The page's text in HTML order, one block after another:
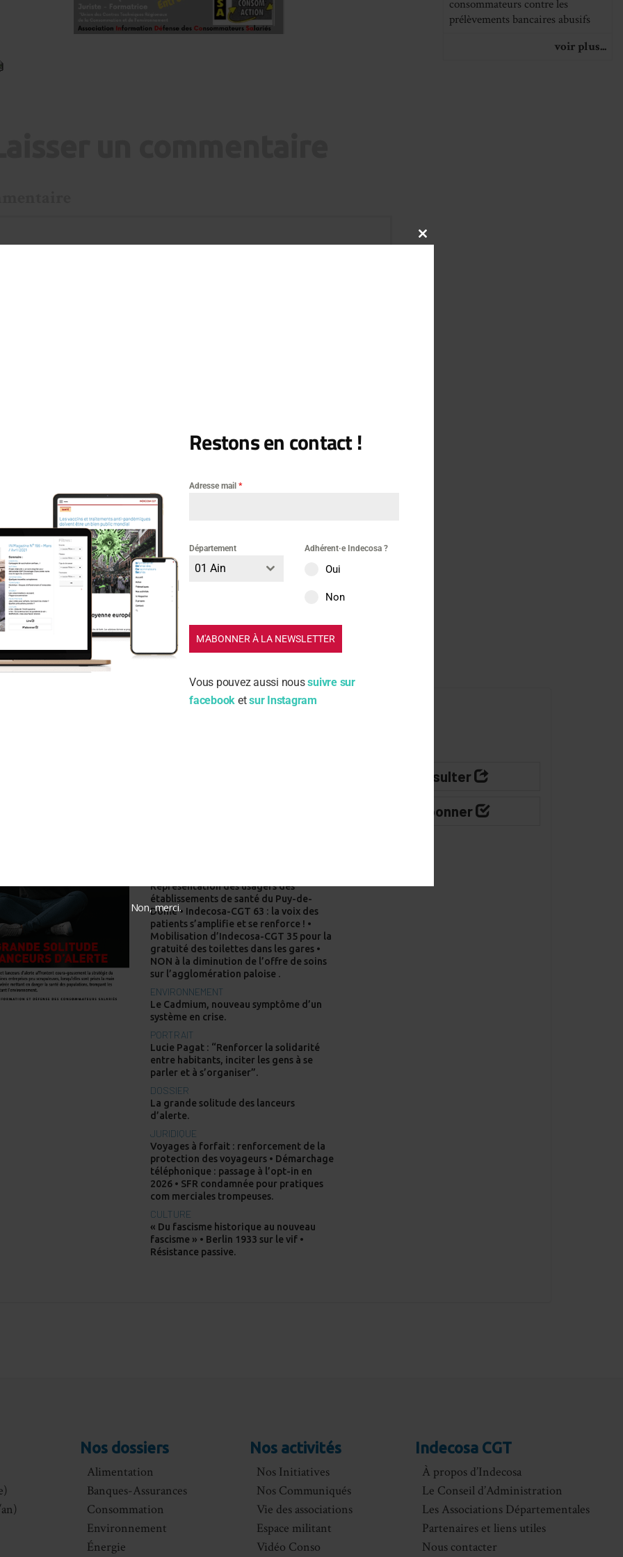
consommateurs contre les
prélèvements bancaires abusifs
voir plus...
mon nom, mon e-mail et mon site dans le navigateur pour
prochain commentaire.
PARUTION :
Représentation des usagers des
établissements de santé du Puy-de-
Dôme • Indecosa-CGT 63 : la voix des
patients s’amplifie et se renforce ! •
Mobilisation d’Indecosa-CGT 35 pour la
gratuité des toilettes dans les gares •
NON à la diminution de l’offre de soins
sur l’agglomération paloise .
ENVIRONNEMENT
Le Cadmium, nouveau symptôme d’un
système en crise.
PORTRAIT
Lucie Pagat : “Renforcer la solidarité
entre habitants, inciter les gens à se
parler et à s’organiser”.
DOSSIER
La grande solitude des lanceurs
d’alerte.
JURIDIQUE
Voyages à forfait : renforcement de la
protection des voyageurs • Démarchage
téléphonique : passage à l’opt-in en
2026 • SFR condamnée pour pratiques
com merciales trompeuses.
CULTURE
« Du fascisme historique au nouveau
fascisme » • Berlin 1933 sur le vif •
Résistance passive.
Consulter
S'abonner
Nos dossiers
Alimentation
Banques-Assurances
Consommation
Environnement
Énergie
Nos activités
Nos Initiatives
Nos Communiqués
Vie des associations
Espace militant
Vidéo Conso
Indecosa CGT
À propos d’Indecosa
Le Conseil d’Administration
Les Associations Départementales
Partenaires et liens utiles
Nous contacter
CLOSE
Restons en contact !
Adresse mail *
Département
01 Ain
Adhérent·e Indecosa ?
Oui
Non
M'ABONNER À LA NEWSLETTER
Vous pouvez aussi noussuivre sur
facebook etsur Instagram
Non, merci.